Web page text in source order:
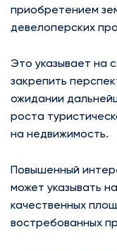
приобретением
девелоперских
Это указывает на
закрепить
ожидании
роста
на недвижимость.
Повышенный
может указывать
качественных
востребованных